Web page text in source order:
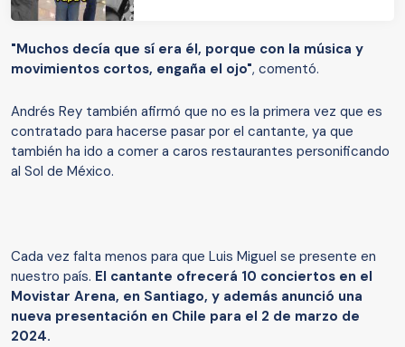
"Muchos decía que sí era él, porque con la música y
movimientos cortos, engaña el ojo", comentó.
Andrés Rey también afirmó que no es la primera vez que es
contratado para hacerse pasar por el cantante, ya que
también ha ido a comer a caros restaurantes personificando
al Sol de México.
Cada vez falta menos para que Luis Miguel se presente en
nuestro país. El cantante ofrecerá 10 conciertos en el
Movistar Arena, en Santiago, y además anunció una
nueva presentación en Chile para el 2 de marzo de
2024.